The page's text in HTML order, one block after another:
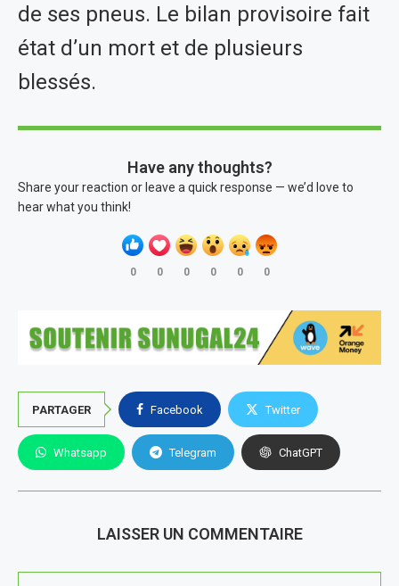
de ses pneus. Le bilan provisoire fait
état d’un mort et de plusieurs
blessés.
Have any thoughts?
Share your reaction or leave a quick response — we’d love to
hear what you think!
0 0 0 0 0 0
PARTAGER Facebook Twitter
Whatsapp Telegram ChatGPT
LAISSER UN COMMENTAIRE